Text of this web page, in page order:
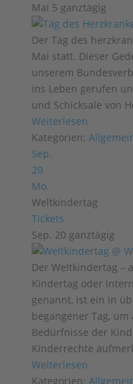
Mai 5 ganztägig
Der Tag des
Mai statt. Dieser
unserem
ins Leben gerufen
und Schicksale von
Weiterlesen
Kategorien:
Sep.
20
Mo.
Weltkindertag
Tickets
Sep. 20 ganztägig
Der Weltkindertag –
Kindertag oder
genannt, ist ein in
begangener Tag,
Bedürfnisse der
Kinderrechte
Weiterlesen
Kategorien: